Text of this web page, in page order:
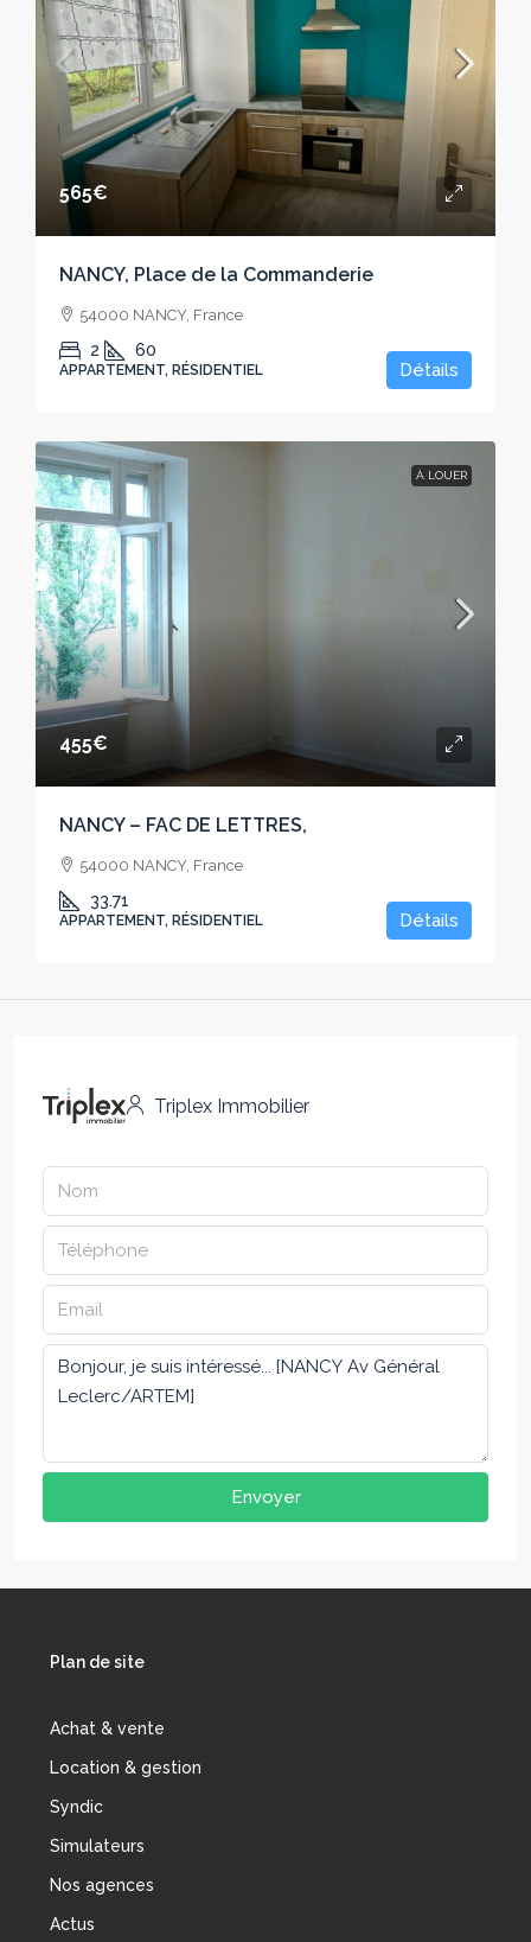
565€
NANCY, Place de la Commanderie
54000 NANCY, France
2 60
APPARTEMENT, RÉSIDENTIEL Détails
À LOUER
455€
NANCY – FAC DE LETTRES,
54000 NANCY, France
33.71
APPARTEMENT, RÉSIDENTIEL Détails
Triplex Immobilier
Envoyer
Plan de site
Achat & vente
Location & gestion
Syndic
Simulateurs
Nos agences
Actus